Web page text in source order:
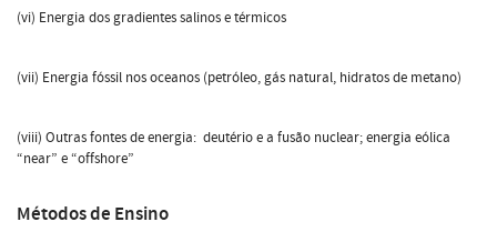
(vi) Energia dos gradientes salinos e térmicos
(vii) Energia fóssil nos oceanos (petróleo, gás natural, hidratos de metano)
(viii) Outras fontes de energia: deutério e a fusão nuclear; energia eólica
“near” e “offshore”
Métodos de Ensino